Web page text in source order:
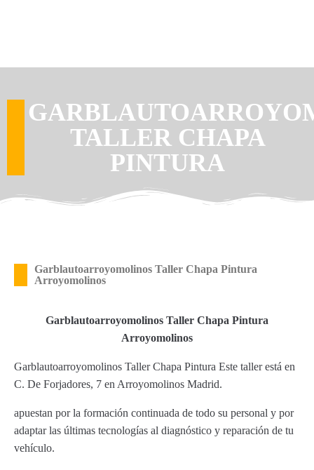
TALLER CHAPA
PINTURA
Garblautoarroyomolinos Taller Chapa Pintura
Arroyomolinos
Garblautoarroyomolinos Taller Chapa Pintura
Arroyomolinos
Garblautoarroyomolinos Taller Chapa Pintura Este taller está en
C. De Forjadores, 7 en Arroyomolinos Madrid.
apuestan por la formación continuada de todo su personal y por
adaptar las últimas tecnologías al diagnóstico y reparación de tu
vehículo.